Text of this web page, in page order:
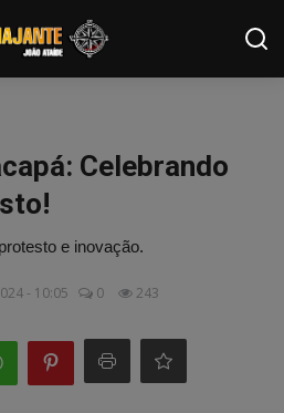
Celebrando
e inovação.
- 10:05 0 243